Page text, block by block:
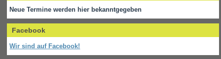
Neue Termine werden hier bekanntgegeben
Facebook
Wir sind auf Facebook!